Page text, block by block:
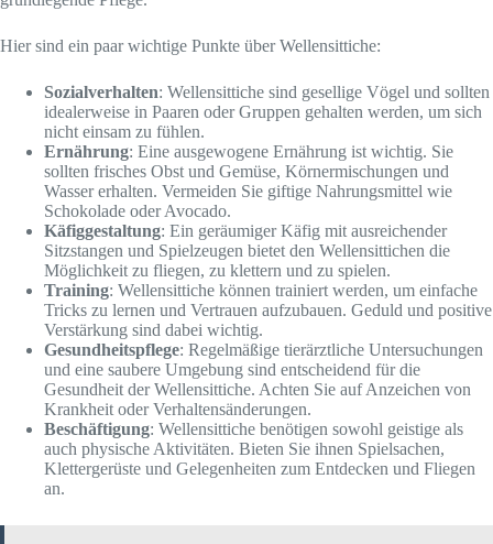
Hier sind ein paar wichtige Punkte über Wellensittiche:
Sozialverhalten: Wellensittiche sind gesellige Vögel und sollten
idealerweise in Paaren oder Gruppen gehalten werden, um sich
nicht einsam zu fühlen.
Ernährung: Eine ausgewogene Ernährung ist wichtig. Sie
sollten frisches Obst und Gemüse, Körnermischungen und
Wasser erhalten. Vermeiden Sie giftige Nahrungsmittel wie
Schokolade oder Avocado.
Käfiggestaltung: Ein geräumiger Käfig mit ausreichender
Sitzstangen und Spielzeugen bietet den Wellensittichen die
Möglichkeit zu fliegen, zu klettern und zu spielen.
Training: Wellensittiche können trainiert werden, um einfache
Tricks zu lernen und Vertrauen aufzubauen. Geduld und positive
Verstärkung sind dabei wichtig.
Gesundheitspflege: Regelmäßige tierärztliche Untersuchungen
und eine saubere Umgebung sind entscheidend für die
Gesundheit der Wellensittiche. Achten Sie auf Anzeichen von
Krankheit oder Verhaltensänderungen.
Beschäftigung: Wellensittiche benötigen sowohl geistige als
auch physische Aktivitäten. Bieten Sie ihnen Spielsachen,
Klettergerüste und Gelegenheiten zum Entdecken und Fliegen
an.